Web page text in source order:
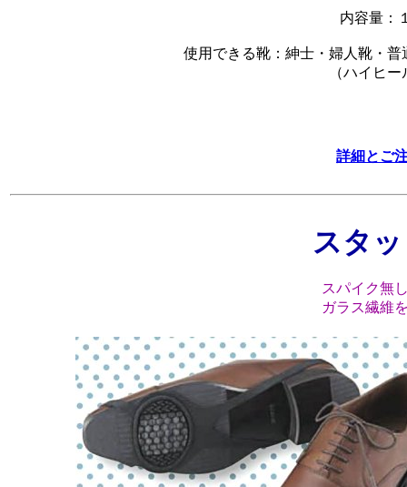
内容量：
使用できる靴：紳士・婦人靴・
（ハイヒ
詳細とご
スタ
スパイク無
ガラス繊維